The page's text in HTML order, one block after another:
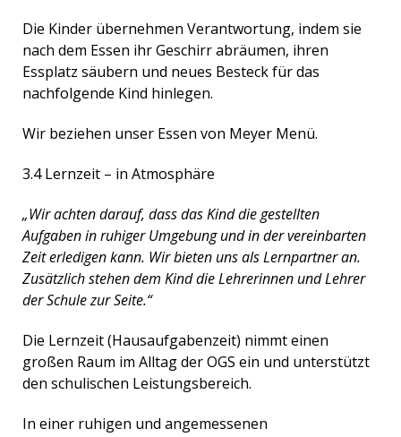
Die Kinder übernehmen Verantwortung, indem sie
nach dem Essen ihr Geschirr abräumen, ihren
Essplatz säubern und neues Besteck für das
nachfolgende Kind hinlegen.
Wir beziehen unser Essen von Meyer Menü.
3.4 Lernzeit – in Atmosphäre
„Wir achten darauf, dass das Kind die gestellten
Aufgaben in ruhiger Umgebung und in der vereinbarten
Zeit erledigen kann. Wir bieten uns als Lernpartner an.
Zusätzlich stehen dem Kind die Lehrerinnen und Lehrer
der Schule zur Seite.“
Die Lernzeit (Hausaufgabenzeit) nimmt einen
großen Raum im Alltag der OGS ein und unterstützt
den schulischen Leistungsbereich.
In einer ruhigen und angemessenen